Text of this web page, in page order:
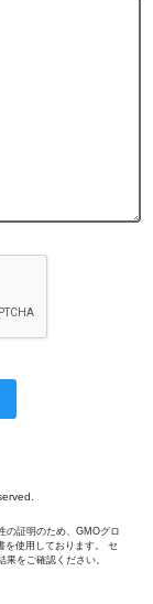
の証明のため、GMOグロ
を使用しております。 セ
をご確認ください。